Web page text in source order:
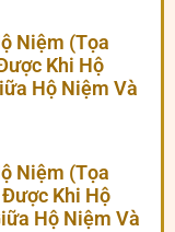
Niệm (Tọa
Khi Hộ
Hộ Niệm Và
Niệm (Tọa
Khi Hộ
Hộ Niệm Và